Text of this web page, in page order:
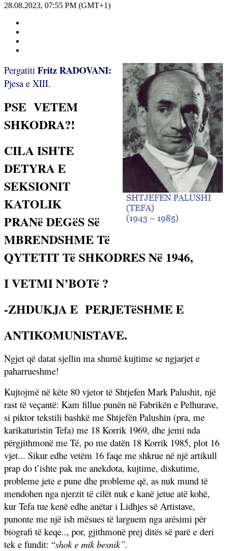
28.08.2023, 07:55 PM (GMT+1)
Pergatiti Fritz RADOVANI:
Pjesa e XIII.
PSE VETEM
SHKODRA?!
CILA ISHTE
DETYRA E
SEKSIONIT
KATOLIK
PRANë DEGëS Së
MBRENDSHME Të
QYTETIT Të SHKODRES Në 1946,
I VETMI N’BOTë ?
-ZHDUKJA E PERJETëSHME E
ANTIKOMUNISTAVE.
Ngjet që datat sjellin ma shumë kujtime se ngjarjet e
paharrueshme!
Kujtojmë në këte 80 vjetor të Shtjefen Mark Palushit, një
rast të veçantë: Kam fillue punën në Fabrikën e Pelhurave,
si piktor tekstili bashkë me Shtjefën Palushin (pra, me
karikaturistin Tefa) me 18 Korrik 1969, dhe jemi nda
përgjithmonë me Té, po me datën 18 Korrik 1985, plot 16
vjet... Sikur edhe vetëm 16 faqe me shkrue në një artikull
prap do t’ishte pak me anekdota, kujtime, diskutime,
probleme jete e pune dhe probleme që, as nuk mund të
mendohen nga njerzit të cilët nuk e kanë jetue atë kohë,
kur Tefa tue kenë edhe anëtar i Lidhjes së Artistave,
punonte me një ish mësues të larguem nga arësimi për
biografi të keqe.., por, gjithmonë prej ditës së parë e deri
tek e fundit: “shok e mik besnik”.